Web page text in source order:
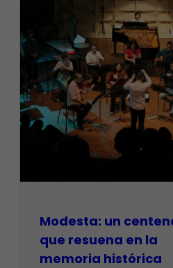
Modesta: un
que resuena en la
memoria histórica